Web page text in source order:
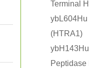
Terminal
(HTRA1)